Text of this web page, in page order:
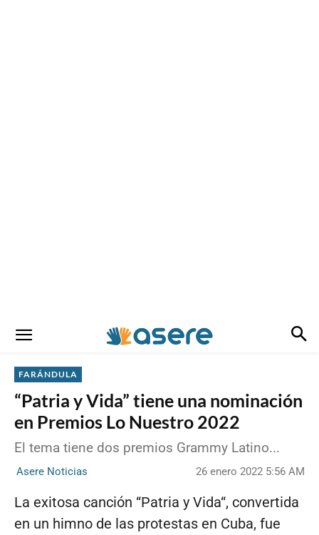
FARÁNDULA
“Patria y Vida” tiene una nominación
en Premios Lo Nuestro 2022
El tema tiene dos premios Grammy Latino...
Asere Noticias 26 enero 2022 5:56 AM
La exitosa canción “Patria y Vida“, convertida
en un himno de las protestas en Cuba, fue